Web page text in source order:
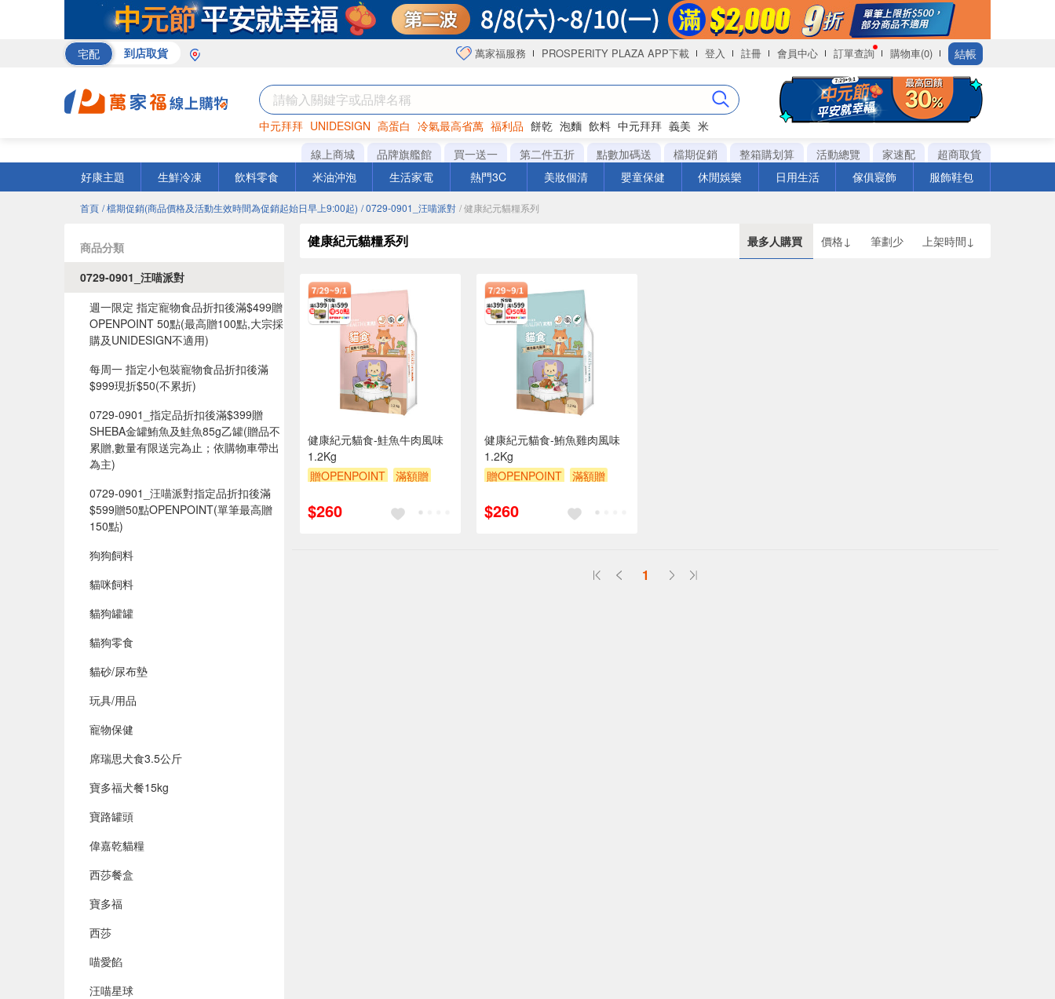
宅配 到店取貨 萬家福服務 PROSPERITY PLAZA APP下載 登入 註冊 會員中心 訂單查詢 購物車(0) 結帳
中元拜拜 UNIDESIGN 高蛋白 冷氣最高省萬 福利品 餅乾 泡麵 飲料 中元拜拜 義美 米
罐頭 咖啡 海苔
線上商城 品牌旗艦館 買一送一 第二件五折 點數加碼送 檔期促銷 整箱購划算 活動總覽 家速配
超商取貨
好康主題
生鮮冷凍 飲料零食 米油沖泡 生活家電 熱門3C 美妝個清 嬰童保健 休閒娛樂 日用生活 傢俱寢飾 服飾鞋包
首頁 / 檔期促銷(商品價格及活動生效時間為促銷起始日早上9:00起) / 0729-0901_汪喵派對 / 健康紀元貓糧系列
商品分類
0729-0901_汪喵派對
週一限定 指定寵物食品折扣後滿$499贈
OPENPOINT 50點(最高贈100點,大宗採
購及UNIDESIGN不適用)
每周一 指定小包裝寵物食品折扣後滿
$999現折$50(不累折)
0729-0901_指定品折扣後滿$399贈
SHEBA金罐鮪魚及鮭魚85g乙罐(贈品不
累贈,數量有限送完為止；依購物車帶出
為主)
0729-0901_汪喵派對指定品折扣後滿
$599贈50點OPENPOINT(單筆最高贈
150點)​
狗狗飼料
貓咪飼料
貓狗罐罐
貓狗零食
貓砂/尿布墊
玩具/用品
寵物保健
席瑞思犬食3.5公斤
寶多福犬餐15kg
寶路罐頭
偉嘉乾貓糧
西莎餐盒
寶多福
西莎
喵愛餡
汪喵星球
健康紀元貓糧系列 最多人購買 價格↓ 筆劃少 上架時間↓
健康紀元貓食-鮭魚牛肉風味
1.2Kg
贈OPENPOINT
滿額贈
$260
健康紀元貓食-鮪魚雞肉風味
1.2Kg
贈OPENPOINT
滿額贈
$260
1